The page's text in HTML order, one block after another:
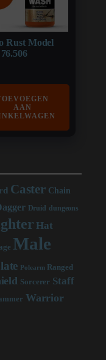
Rust Model
AAN
Caster Chain
Druid dungeons
Hat
Male
Polearm Ranged
Sorcerer Staff
Warrior